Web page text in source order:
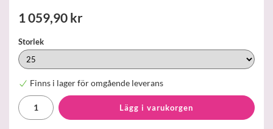
1 059,90 kr
Storlek
Finns i lager för omgående leverans
Lägg i varukorgen